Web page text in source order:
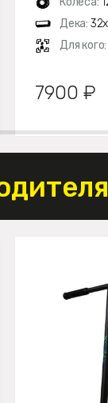
Дека:
Для кого:
7900 ₽